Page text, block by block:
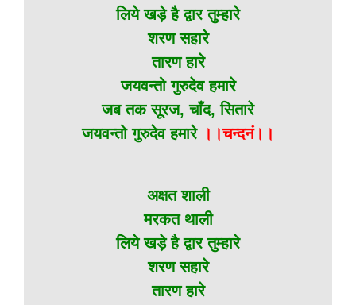
लिये खड़े है द्वार तुम्हारे
शरण सहारे
तारण हारे
जयवन्तो गुरुदेव हमारे
जब तक सूरज, चाँद, सितारे
जयवन्तो गुरुदेव हमारे ।।चन्दनं।।
अक्षत शाली
मरकत थाली
लिये खड़े है द्वार तुम्हारे
शरण सहारे
तारण हारे